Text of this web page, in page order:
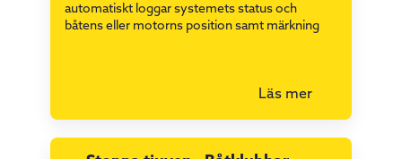
automatiskt loggar systemets status och
båtens eller motorns position samt märkning
Läs mer